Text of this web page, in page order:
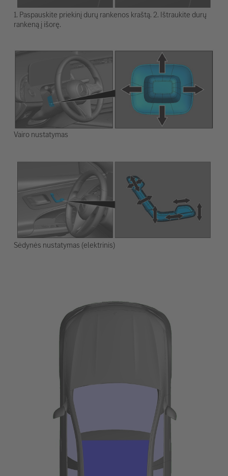
1. Paspauskite priekinį durų rankenos kraštą. 2. Ištraukite durų
rankeną į išorę.
Vairo nustatymas
Sėdynės nustatymas (elektrinis)